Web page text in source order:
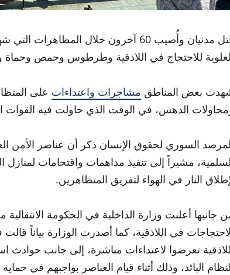
قُتل مدنيان وأُصيب 60 آخرون خلال
للاحتجاج في اللاذقية وطرطوس وحمص وحماة
بعض المناطق مشاجرات واعتداءات على
الدهس، في الوقت الذي حاولت فيه القوات
السوري لحقوق الإنسان ذكر أن عناصر الأمن
مشيراً إلى تنفيذ مداهمات واقتحامات لمنازل
النار في الهواء لتفريق المتظاهرين.
جانبها أعلنت وزارة الداخلية في الحكومة
في اللاذقية، كما أصدرت الوزارة بياناً
تعرضوا لاعتداءات مباشرة، إلى جانب
البائد، وذلك أثناء قيام العناصر بواجبهم في